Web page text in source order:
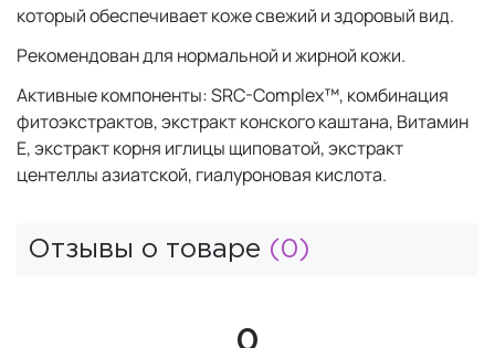
который обеспечивает коже свежий и здоровый вид.
Рекомендован для нормальной и жирной кожи.
Активные компоненты: SRC-Complex™, комбинация
фитоэкстрактов, экстракт конского каштана, Витамин
Е, экстракт корня иглицы щиповатой, экстракт
центеллы азиатской, гиалуроновая кислота.
Отзывы о товаре (0)
0